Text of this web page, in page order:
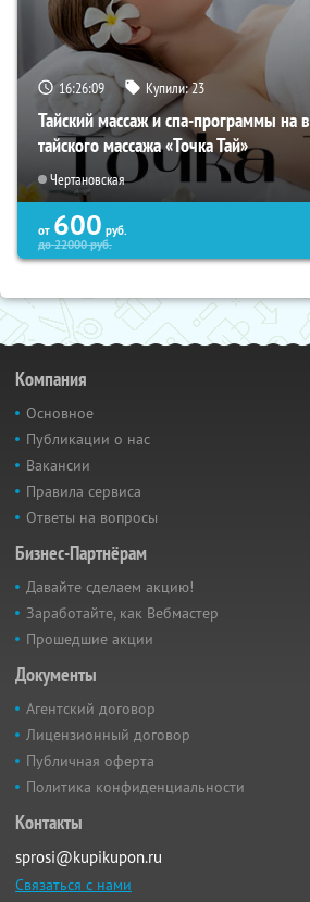
16:26:07 Купили:23
Тайский массаж и спа-программы на
тайского массажа «Точка Тай»
Чертановская
от 600 руб.
до22000руб.
Компания
Основное
Публикации о нас
Вакансии
Правила сервиса
Ответы на вопросы
Бизнес-Партнёрам
Давайте сделаем акцию!
Заработайте, как Вебмастер
Прошедшие акции
Документы
Агентский договор
Лицензионный договор
Публичная оферта
Политика конфиденциальности
Контакты
sprosi@kupikupon.ru
Связаться с нами